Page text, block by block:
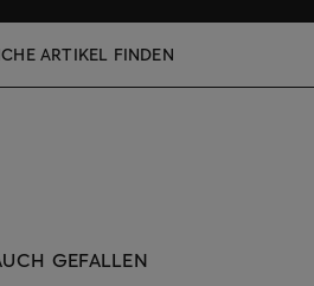
ARTIKEL FINDEN
GEFALLEN